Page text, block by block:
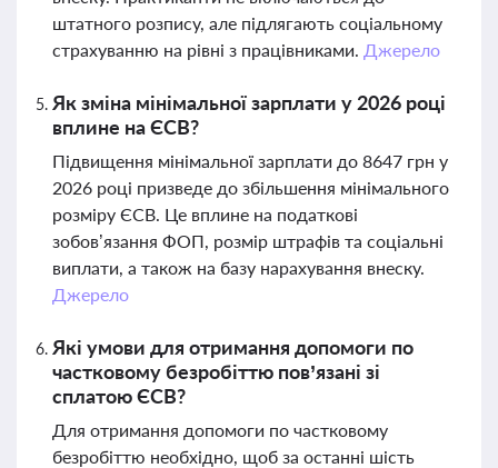
штатного розпису, але підлягають соціальному
страхуванню на рівні з працівниками. Джерело
Як зміна мінімальної зарплати у 2026 році
вплине на ЄСВ?
Підвищення мінімальної зарплати до 8647 грн у
2026 році призведе до збільшення мінімального
розміру ЄСВ. Це вплине на податкові
зобов’язання ФОП, розмір штрафів та соціальні
виплати, а також на базу нарахування внеску.
Джерело
Які умови для отримання допомоги по
частковому безробіттю пов’язані зі
сплатою ЄСВ?
Для отримання допомоги по частковому
безробіттю необхідно, щоб за останні шість